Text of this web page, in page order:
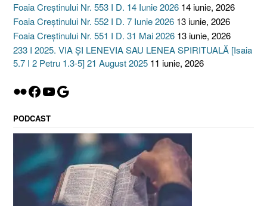
Foaia Creștinului Nr. 553 I D. 14 Iunie 2026 14 iunie, 2026
Foaia Creștinului Nr. 552 I D. 7 Iunie 2026 13 iunie, 2026
Foaia Creștinului Nr. 551 I D. 31 Mai 2026 13 iunie, 2026
233 I 2025. VIA ȘI LENEVIA SAU LENEA SPIRITUALĂ [Isaia
5.7 I 2 Petru 1.3-5] 21 August 2025 11 iunie, 2026
Flickr
Facebook
YouTube
Google
PODCAST